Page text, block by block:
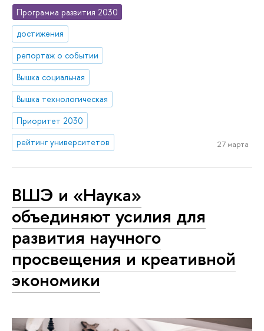
Программа развития 2030
достижения
репортаж о событии
Вышка социальная
Вышка технологическая
Приоритет 2030
рейтинг университетов
27 марта
ВШЭ и «Наука»
объединяют усилия для
развития научного
просвещения и креативной
экономики